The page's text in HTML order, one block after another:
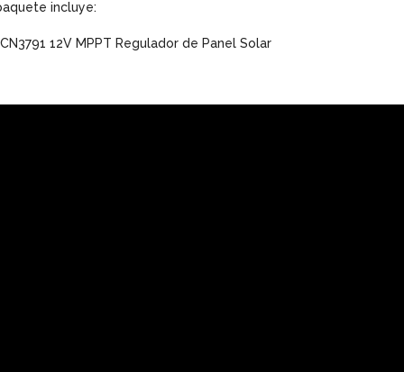
incluye:
12V MPPT Regulador de Panel Solar